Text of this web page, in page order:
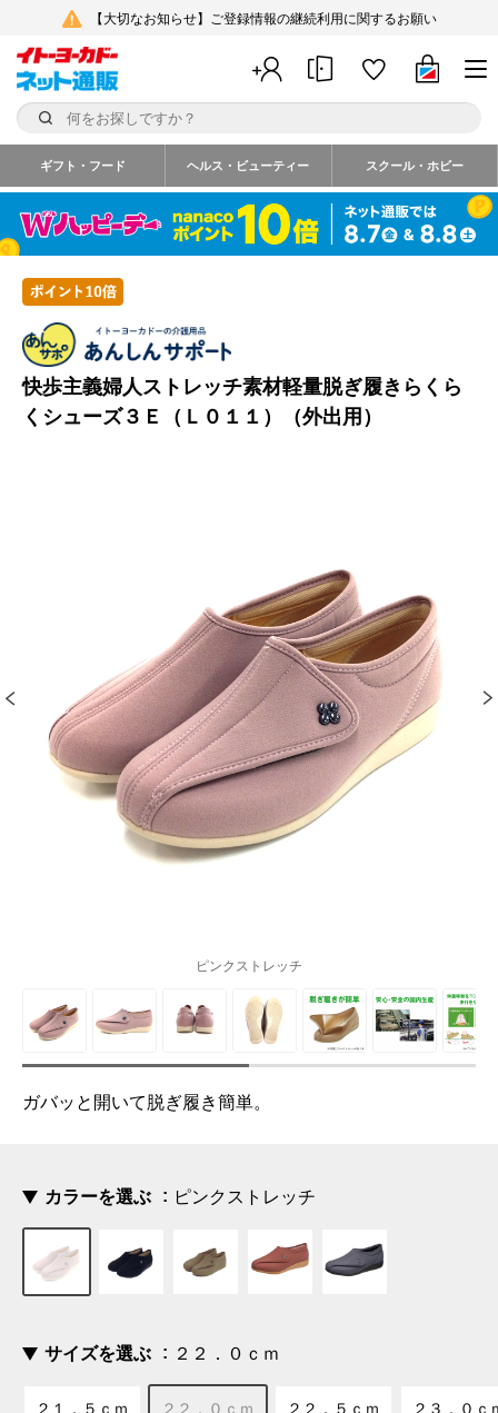
【大切なお知らせ】ご登録情報の継続利用に関するお願い
ギフト・フード ヘルス・ビューティー スクール・ホビー
快歩主義婦人ストレッチ素材軽量脱ぎ履きらくら
くシューズ３Ｅ（Ｌ０１１）（外出用）
ピンクストレッチ
ガバッと開いて脱ぎ履き簡単。
カラーを選ぶ ピンクストレッチ
サイズを選ぶ ２２．０ｃｍ
２１．５ｃｍ ２２．０ｃｍ ２２．５ｃｍ ２３．０ｃ